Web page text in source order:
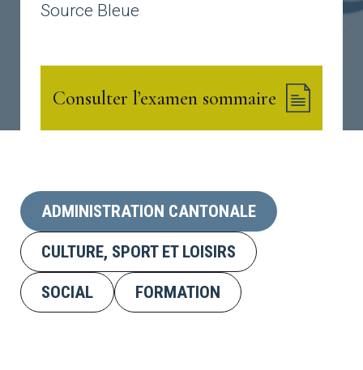
Source Bleue
Consulter l’examen sommaire
ADMINISTRATION CANTONALE
CULTURE, SPORT ET LOISIRS
SOCIAL FORMATION